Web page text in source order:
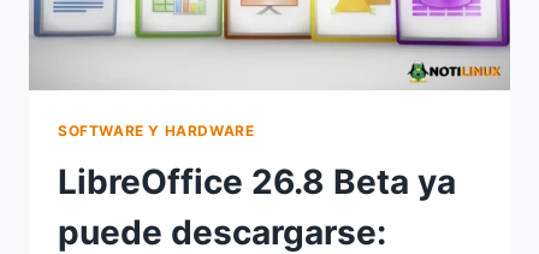
SOFTWARE Y HARDWARE
LibreOffice 26.8 Beta ya
puede descargarse: